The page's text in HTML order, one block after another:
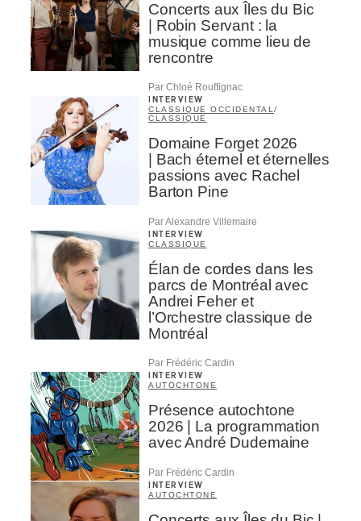
Concerts aux Îles du Bic
| Robin Servant : la
musique comme lieu de
rencontre
Par Chloé Rouffignac
INTERVIEW
CLASSIQUE OCCIDENTAL/
CLASSIQUE
Domaine Forget 2026
| Bach éternel et éternelles
passions avec Rachel
Barton Pine
Par Alexandre Villemaire
INTERVIEW
CLASSIQUE
Élan de cordes dans les
parcs de Montréal avec
Andrei Feher et
l’Orchestre classique de
Montréal
Par Frédéric Cardin
INTERVIEW
AUTOCHTONE
Présence autochtone
2026 | La programmation
avec André Dudemaine
Par Frédéric Cardin
INTERVIEW
AUTOCHTONE